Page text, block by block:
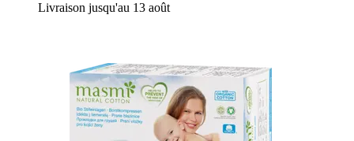
Livraison jusqu'au 13 août